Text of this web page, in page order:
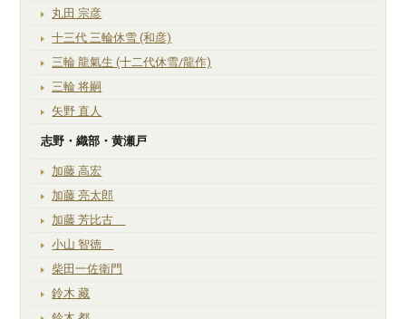
丸田 宗彦
十三代 三輪休雪 (和彦)
三輪 龍氣生 (十二代休雪/龍作)
三輪 将嗣
矢野 直人
志野・織部・黄瀬戸
加藤 高宏
加藤 亮太郎
加藤 芳比古
小山 智徳
柴田一佐衛門
鈴木 藏